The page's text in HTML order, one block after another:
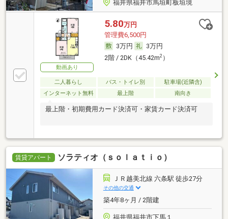
福井県福井市馬垣町板垣境
動画あり
5.80万円
管理費6,500円
3万円
3万円
2階 / 2DK（45.42m2）
二人暮らし バス・トイレ別
駐車場(近隣含)
インターネット無料
最上階 南向き
最上階・初期費用カード決済可・家賃カード決済可
賃貸アパート ソラティオ（ｓｏｌａｔｉｏ）
ＪＲ越美北線 六条駅 徒歩27分
その他の交通
築4年8ヶ月 / 2階建
福井県福井市下馬１